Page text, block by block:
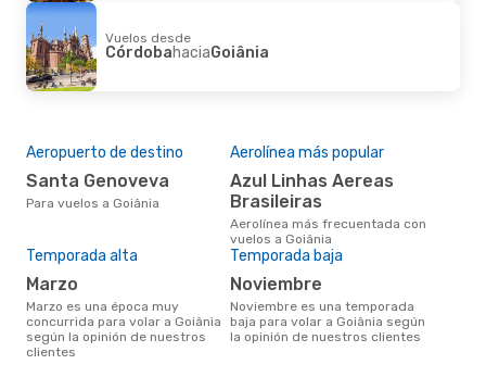
Vuelos desde
CórdobahaciaGoiânia
Aeropuerto de destino
Santa Genoveva
Para vuelos a Goiânia
Aerolínea más popular
Azul Linhas Aereas
Brasileiras
Aerolínea más frecuentada con
vuelos a Goiânia
Temporada alta
marzo
marzo es una época muy
concurrida para volar a Goiânia
según la opinión de nuestros
clientes
Temporada baja
noviembre
noviembre es una temporada
baja para volar a Goiânia según
la opinión de nuestros clientes